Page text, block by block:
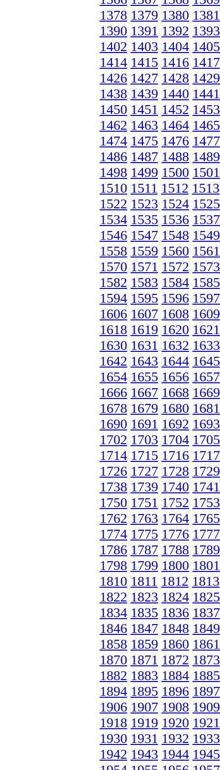
1378 1379 1380 1381
1390 1391 1392 1393
1402 1403 1404 1405
1414 1415 1416 1417
1426 1427 1428 1429
1438 1439 1440 1441
1450 1451 1452 1453
1462 1463 1464 1465
1474 1475 1476 1477
1486 1487 1488 1489
1498 1499 1500 1501
1510 1511 1512 1513
1522 1523 1524 1525
1534 1535 1536 1537
1546 1547 1548 1549
1558 1559 1560 1561
1570 1571 1572 1573
1582 1583 1584 1585
1594 1595 1596 1597
1606 1607 1608 1609
1618 1619 1620 1621
1630 1631 1632 1633
1642 1643 1644 1645
1654 1655 1656 1657
1666 1667 1668 1669
1678 1679 1680 1681
1690 1691 1692 1693
1702 1703 1704 1705
1714 1715 1716 1717
1726 1727 1728 1729
1738 1739 1740 1741
1750 1751 1752 1753
1762 1763 1764 1765
1774 1775 1776 1777
1786 1787 1788 1789
1798 1799 1800 1801
1810 1811 1812 1813
1822 1823 1824 1825
1834 1835 1836 1837
1846 1847 1848 1849
1858 1859 1860 1861
1870 1871 1872 1873
1882 1883 1884 1885
1894 1895 1896 1897
1906 1907 1908 1909
1918 1919 1920 1921
1930 1931 1932 1933
1942 1943 1944 1945